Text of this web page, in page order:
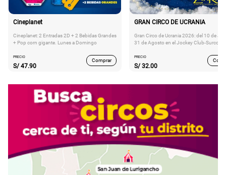
Cineplanet
Cineplanet: 2 Entradas 2D + 2 Bebidas Grandes
+ Pop corn gigante. Lunes a Domingo
PRECIO
S/ 47.90
Comprar
GRAN CIRCO DE UCRANIA
Gran Circo de Ucrania 2026: del 10 de
31 de Agosto en el Jockey Club-Surco
PRECIO
S/ 32.00